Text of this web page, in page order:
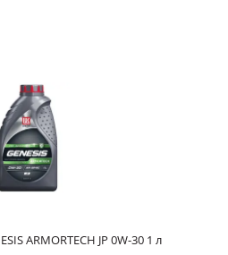
ARMORTECH JP 0W-30 1 л